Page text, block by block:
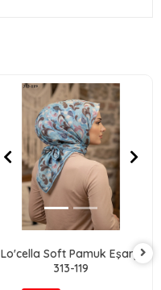
Lo'cella Soft Pamuk Eşarp
313-119